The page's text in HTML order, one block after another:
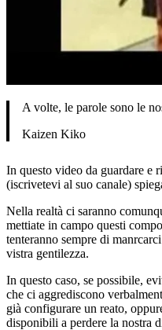
A volte, le parole sono le
Kaizen Kiko
In questo video da guardare e
(iscrivetevi al suo canale)
Nella realtà ci saranno
mettiate in campo questi
tenteranno sempre di
vistra gentilezza.
In questo caso, se possibile,
che ci aggrediscono
già configurare un reato,
disponibili a perdere la nostra